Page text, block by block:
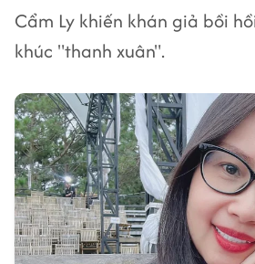
Cẩm Ly khiến khán giả bồi
khúc "thanh xuân".